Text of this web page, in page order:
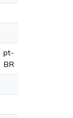
pt-
BR